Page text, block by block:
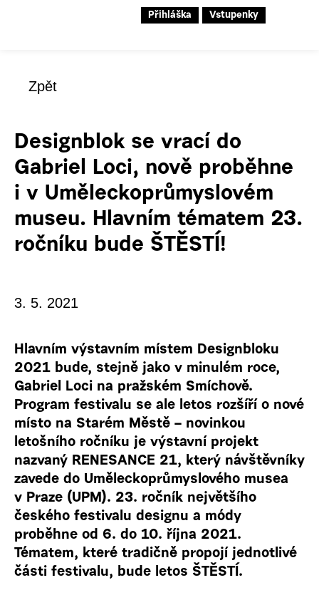
Přihláška Vstupenky
Zpět
Designblok se vrací do
Gabriel Loci, nově proběhne
i v Uměleckoprůmyslovém
museu. Hlavním tématem 23.
ročníku bude ŠTĚSTÍ!
3. 5. 2021
Hlavním výstavním místem Designbloku
2021 bude, stejně jako v minulém roce,
Gabriel Loci na pražském Smíchově.
Program festivalu se ale letos rozšíří o nové
místo na Starém Městě – novinkou
letošního ročníku je výstavní projekt
nazvaný RENESANCE 21, který návštěvníky
zavede do Uměleckoprůmyslového musea
v Praze (UPM). 23. ročník největšího
českého festivalu designu a módy
proběhne od 6. do 10. října 2021.
Tématem, které tradičně propojí jednotlivé
části festivalu, bude letos ŠTĚSTÍ.